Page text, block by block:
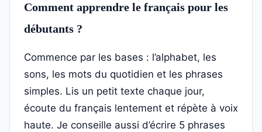
Comment apprendre le français pour les
débutants ?
Commence par les bases : l’alphabet, les
sons, les mots du quotidien et les phrases
simples. Lis un petit texte chaque jour,
écoute du français lentement et répète à voix
haute. Je conseille aussi d’écrire 5 phrases